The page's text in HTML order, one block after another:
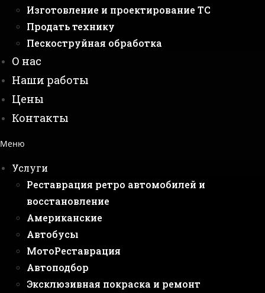
Изготовление и проектирование ТС
Продать технику
Пескоструйная обработка
О нас
Наши работы
Цены
Контакты
Меню
Услуги
Реставрация ретро автомобилей и
восстановление
Американские
Автобусы
МотоРеставрация
Автоподбор
Эксклюзивная покраска и ремонт